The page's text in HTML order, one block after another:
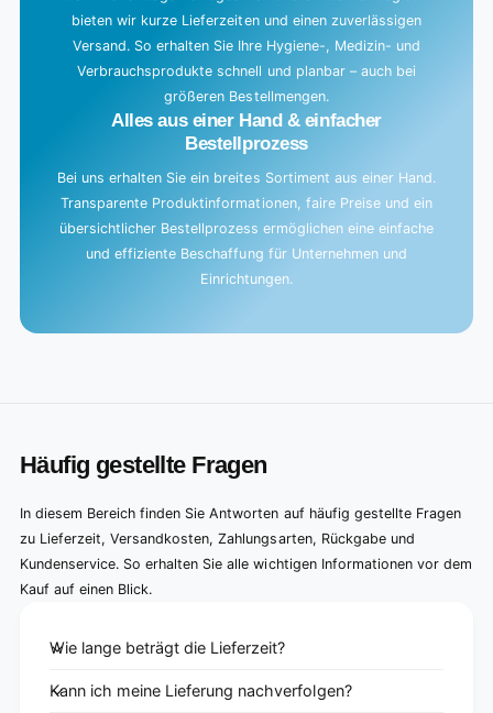
bieten wir kurze Lieferzeiten und einen zuverlässigen
Versand. So erhalten Sie Ihre Hygiene-, Medizin- und
Verbrauchsprodukte schnell und planbar – auch bei
größeren Bestellmengen.
Alles aus einer Hand & einfacher
Bestellprozess
Bei uns erhalten Sie ein breites Sortiment aus einer Hand.
Transparente Produktinformationen, faire Preise und ein
übersichtlicher Bestellprozess ermöglichen eine einfache
und effiziente Beschaffung für Unternehmen und
Einrichtungen.
Häufig gestellte Fragen
In diesem Bereich finden Sie Antworten auf häufig gestellte Fragen
zu Lieferzeit, Versandkosten, Zahlungsarten, Rückgabe und
Kundenservice. So erhalten Sie alle wichtigen Informationen vor dem
Kauf auf einen Blick.
Wie lange beträgt die Lieferzeit?
Kann ich meine Lieferung nachverfolgen?